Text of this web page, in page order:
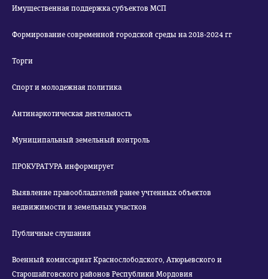
Имущественная поддержка субъектов МСП
Формирование современной городской среды на 2018-2024 гг
Торги
Спорт и молодежная политика
Антинаркотическая деятельность
Муниципальный земельный контроль
ПРОКУРАТУРА информирует
Выявление правообладателей ранее учтенных объектов
недвижимости и земельных участков
Публичные слушания
Военный комиссариат Краснослободского, Атюрьевского и
Старошайговского районов Республики Мордовия